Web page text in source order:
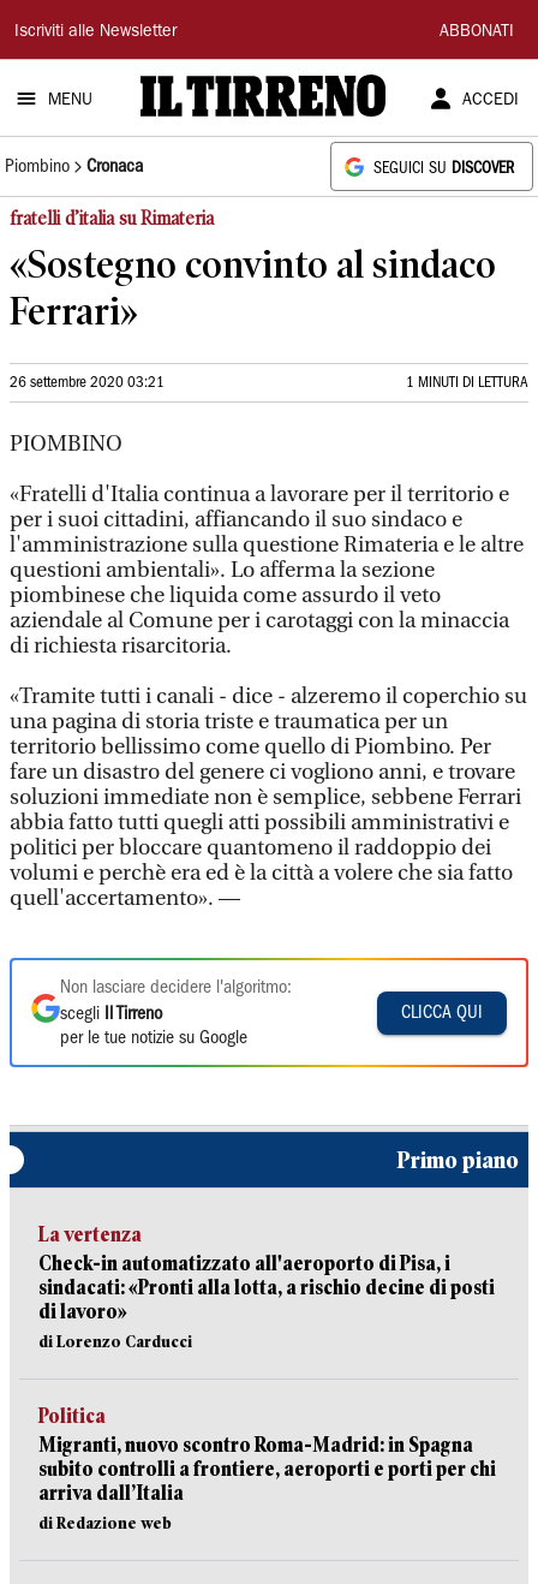
Il
Tirreno
Iscriviti alle Newsletter ABBONATI
MENU ACCEDI
Piombino Cronaca SEGUICI SU DISCOVER
fratelli d’italia su Rimateria
«Sostegno convinto al sindaco
Ferrari»
26 settembre 2020 03:21 1 MINUTI DI LETTURA
PIOMBINO
«Fratelli d'Italia continua a lavorare per il territorio e
per i suoi cittadini, affiancando il suo sindaco e
l'amministrazione sulla questione Rimateria e le altre
questioni ambientali». Lo afferma la sezione
piombinese che liquida come assurdo il veto
aziendale al Comune per i carotaggi con la minaccia
di richiesta risarcitoria.
«Tramite tutti i canali - dice - alzeremo il coperchio su
una pagina di storia triste e traumatica per un
territorio bellissimo come quello di Piombino. Per
fare un disastro del genere ci vogliono anni, e trovare
soluzioni immediate non è semplice, sebbene Ferrari
abbia fatto tutti quegli atti possibili amministrativi e
politici per bloccare quantomeno il raddoppio dei
volumi e perchè era ed è la città a volere che sia fatto
quell'accertamento». —
Non lasciare decidere l'algoritmo:
scegli
Il Tirreno
per le tue notizie su Google
CLICCA QUI
Primo piano
La vertenza
Check-in automatizzato all'aeroporto di Pisa, i
sindacati: «Pronti alla lotta, a rischio decine di posti
di lavoro»
di Lorenzo Carducci
Politica
Migranti, nuovo scontro Roma-Madrid: in Spagna
subito controlli a frontiere, aeroporti e porti per chi
arriva dall’Italia
di Redazione web